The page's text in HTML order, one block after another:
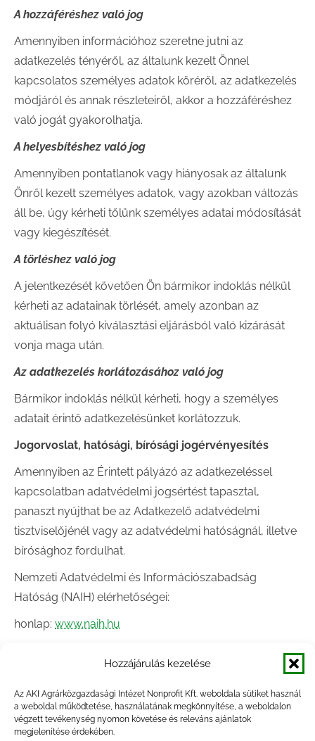
Hozzájárulás kezelése
Az AKI Agrárközgazdasági Intézet Nonprofit Kft. weboldala sütiket használ
a weboldal működtetése, használatának megkönnyítése, a weboldalon
végzett tevékenység nyomon követése és releváns ajánlatok
megjelenítése érdekében.
A hozzáféréshez való jog
Amennyiben információhoz szeretne jutni az
adatkezelés tényéről, az általunk kezelt Önnel
kapcsolatos személyes adatok köréről, az adatkezelés
módjáról és annak részleteiről, akkor a hozzáféréshez
való jogát gyakorolhatja.
A helyesbítéshez való jog
Amennyiben pontatlanok vagy hiányosak az általunk
Önről kezelt személyes adatok, vagy azokban változás
áll be, úgy kérheti tőlünk személyes adatai módosítását
vagy kiegészítését.
A törléshez való jog
A jelentkezését követően Ön bármikor indoklás nélkül
kérheti az adatainak törlését, amely azonban az
aktuálisan folyó kiválasztási eljárásból való kizárását
vonja maga után.
Az adatkezelés korlátozásához való jog
Bármikor indoklás nélkül kérheti, hogy a személyes
adatait érintő adatkezelésünket korlátozzuk.
Jogorvoslat, hatósági, bírósági jogérvényesítés
Amennyiben az Érintett pályázó az adatkezeléssel
kapcsolatban adatvédelmi jogsértést tapasztal,
panaszt nyújthat be az Adatkezelő adatvédelmi
tisztviselőjénél vagy az adatvédelmi hatóságnál, illetve
bírósághoz fordulhat.
Nemzeti Adatvédelmi és Információszabadság
Hatóság (NAIH) elérhetőségei:
honlap: www.naih.hu
telefonszáma: (+36) 1 391 1400
Hozzájárulás a személyes adatok kezeléséhez